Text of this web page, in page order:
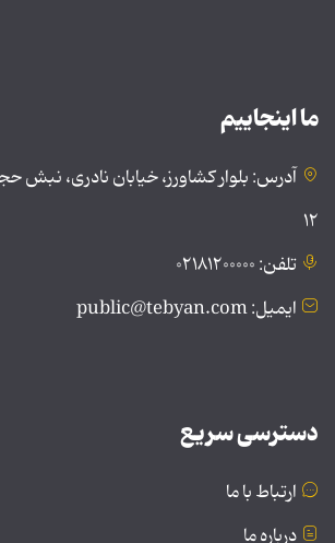
ما اینجاییم
آدرس: بلوار کشاورز، خیابان نادری،
۱۲
تلفن: ۰۲۱۸۱۲۰۰۰۰۰
ایمیل: public@tebyan.com
دسترسی سریع
ارتباط با ما
درباره ما